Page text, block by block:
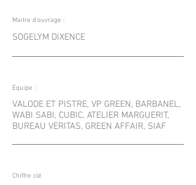
Maitre d'ouvrage :
SOGELYM DIXENCE
Equipe :
VALODE ET PISTRE, VP GREEN, BARBANEL,
WABI SABI, CUBIC, ATELIER MARGUERIT,
BUREAU VERITAS, GREEN AFFAIR, SIAF
Chiffre clé